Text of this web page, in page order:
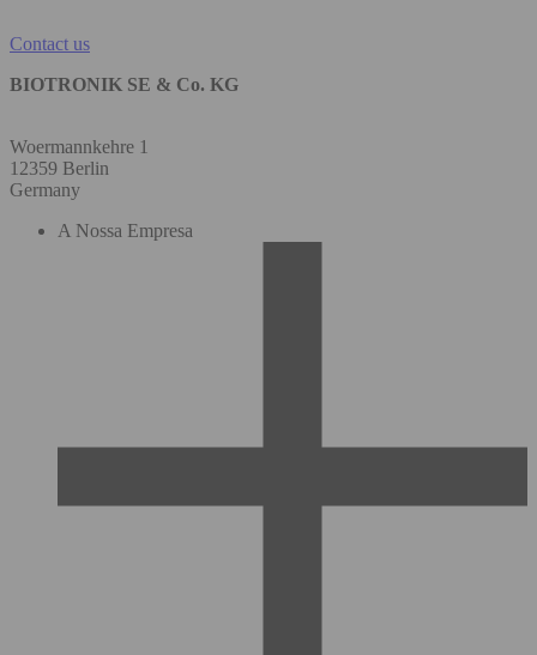
Contact us
BIOTRONIK SE & Co. KG
Woermannkehre 1
12359 Berlin
Germany
A Nossa Empresa